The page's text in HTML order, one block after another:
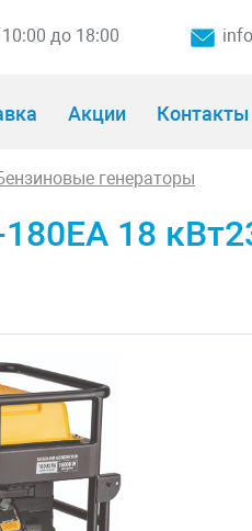
до 18:00
Акции Контакты
генераторы
18